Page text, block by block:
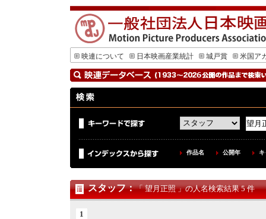
映連について 日本映画産業統計 城戸賞 米国ア
作品名 公開年
スタッフ：「 望月正照 」の人名検索結果 5 件
1